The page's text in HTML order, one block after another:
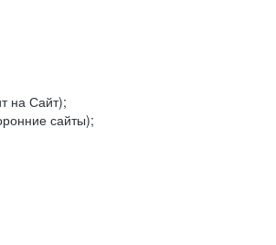
на Сайт);
сайты);